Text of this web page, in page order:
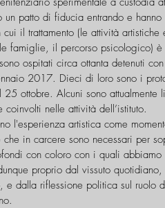
patto di fiducia entrando e
il trattamento (le attività
famiglie, il percorso psicologico) è
ospitati circa ottanta detenuti
2017. Dieci di loro sono i
25 ottobre. Alcuni sono
coinvolti nelle attività dell’istituto.
l'esperienza artistica come
che in carcere sono necessari per
con coloro con i quali
proprio dal vissuto
e dalla riflessione politica sul